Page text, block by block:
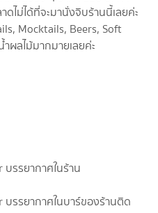
ดไม่ได้ที่จะมานั่งจิบร้านนี้เลยค่ะ
Mocktails, Beers, Soft
ผลไม้มากมายเลยค่ะ